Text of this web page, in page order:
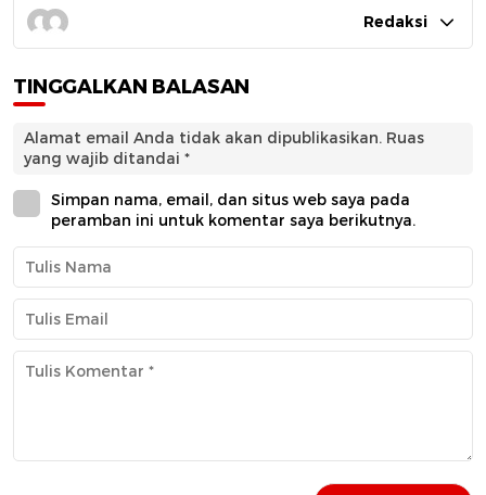
Redaksi
TINGGALKAN BALASAN
Alamat email Anda tidak akan dipublikasikan. Ruas
yang wajib ditandai *
Simpan nama, email, dan situs web saya pada
peramban ini untuk komentar saya berikutnya.